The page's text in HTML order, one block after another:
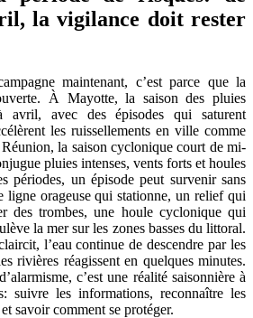
la vigilance doit rester
maintenant, c’est parce que la
À Mayotte, la saison des pluies
avril, avec des épisodes qui saturent
les ruissellements en ville comme
la saison cyclonique court de mi-
pluies intenses, vents forts et houles
périodes, un épisode peut survenir sans
ligne orageuse qui stationne, un relief qui
des trombes, une houle cyclonique qui
la mer sur les zones basses du littoral.
l’eau continue de descendre par les
rivières réagissent en quelques minutes.
c’est une réalité saisonnière à
suivre les informations, reconnaître les
savoir comment se protéger.